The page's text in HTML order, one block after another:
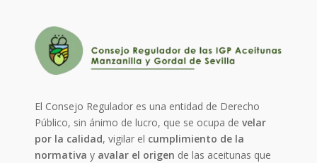
El Consejo Regulador es una entidad de Derecho
Público, sin ánimo de lucro, que se ocupa develar
por la calidad, vigilar el cumplimiento de la
normativa y avalar el origen de las aceitunas que